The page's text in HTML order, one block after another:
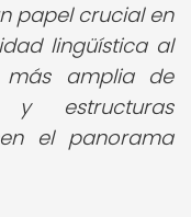
papel crucial en
lingüística al
amplia de
y estructuras
el panorama